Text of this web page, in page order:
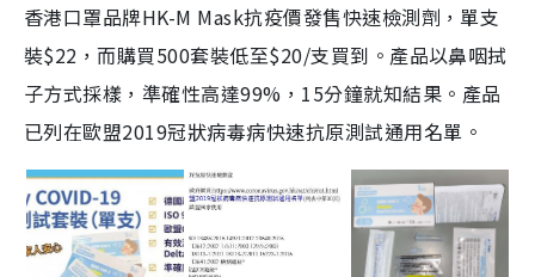
香港口罩品牌HK-M Mask抗疫價發售快速檢測劑，單支
裝$22，而購買500套裝低至$20/支買到。產品以鼻咽拭
子方式採樣，準確性高達99%，15分鐘就知結果。產品
已列在歐盟2019冠狀病毒病快速抗原測試通用名單。